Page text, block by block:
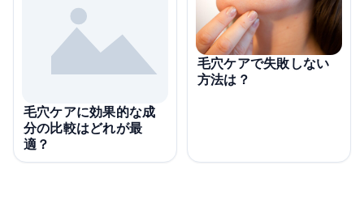
毛穴ケアに効果的な成
分の比較はどれが最
適？
毛穴ケアで失敗しない
方法は？